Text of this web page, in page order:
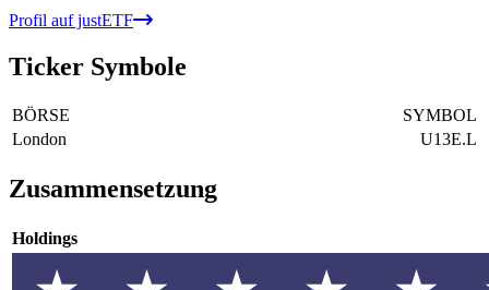
Profil auf justETF
Ticker Symbole
BÖRSE
SYMBOL
London
U13E.L
Zusammensetzung
Holdings